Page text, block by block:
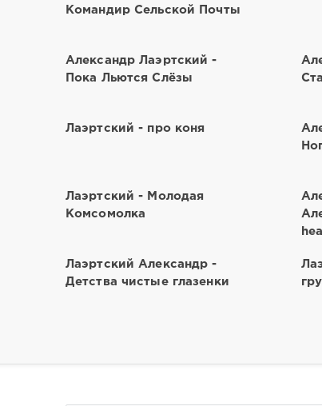
Командир Сельской Почты
Александр Лаэртский -
Пока Льются Слёзы
Лаэртский - про коня
Лаэртский - Молодая
Комсомолка
Лаэртский Александр -
Детства чистые глазенки